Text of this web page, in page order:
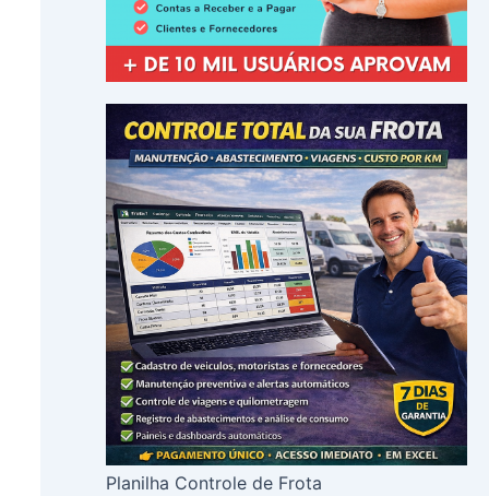
Planilha Controle de Frota